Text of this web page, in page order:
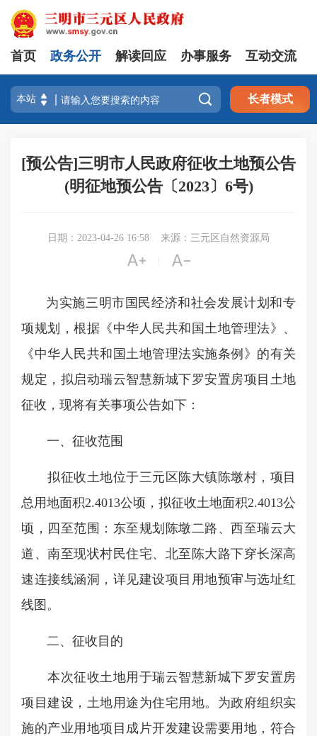
首页 政务公开 解读回应 办事服务 互动交流
 长者模式
[预公告]三明市人民政府征收土地预公告
(明征地预公告〔2023〕6号)
日期：2023-04-26 16:58 来源：三元区自然资源局
 
为实施三明市国民经济和社会发展计划和专
项规划，根据《中华人民共和国土地管理法》、
《中华人民共和国土地管理法实施条例》的有关
规定，拟启动瑞云智慧新城下罗安置房项目土地
征收，现将有关事项公告如下：
一、征收范围
拟征收土地位于三元区陈大镇陈墩村，项目
总用地面积2.4013公顷，拟征收土地面积2.4013公
顷，四至范围：东至规划陈墩二路、西至瑞云大
道、南至现状村民住宅、北至陈大路下穿长深高
速连接线涵洞，详见建设项目用地预审与选址红
线图。
二、征收目的
本次征收土地用于瑞云智慧新城下罗安置房
项目建设，土地用途为住宅用地。为政府组织实
施的产业用地项目成片开发建设需要用地，符合